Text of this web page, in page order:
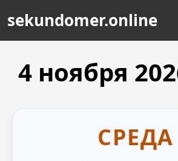
sekundomer.online
4 ноября
СРЕДА